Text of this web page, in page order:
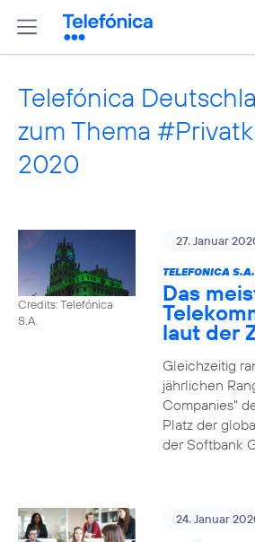
Telefónica
zum Thema
2020
Credits: Telefónica
S.A.
27. Januar
TELEFONICA
Das
laut der
Gleichzeitig
jährlichen
Companies"
Platz der
der Softbank
24. Januar